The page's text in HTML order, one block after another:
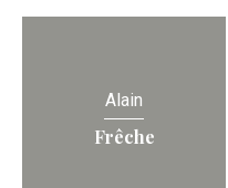
Alain
Frêche